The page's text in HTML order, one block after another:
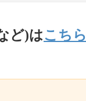
ど)はこちら